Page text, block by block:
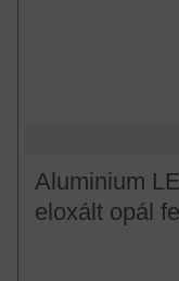
Aluminium
eloxált opál